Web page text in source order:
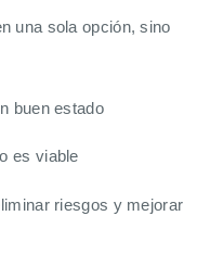
una sola opción, sino
buen estado
es viable
riesgos y mejorar